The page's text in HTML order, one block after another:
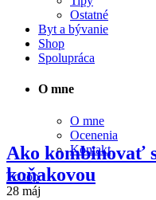
Ostatné
Byt a bývanie
Shop
Spolupráca
O mne
O mne
Ocenenia
Kontakt
To top
28 máj
Ako kombinovať
koňakovou